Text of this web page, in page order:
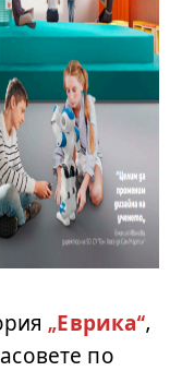
„Еврика“,
по